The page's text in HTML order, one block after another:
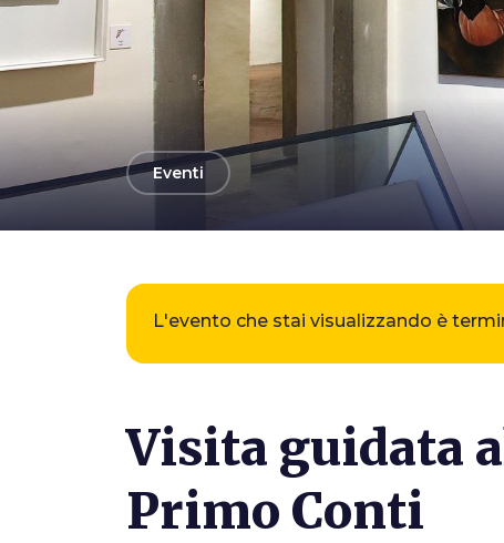
arrow_backEventi
L'evento che stai visualizzando è
Visita guidata
Primo Conti